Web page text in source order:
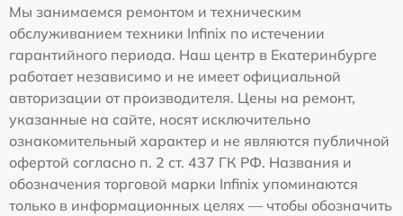
Мы занимаемся ремонтом и техническим
обслуживанием техники Infinix по истечении
гарантийного периода. Наш центр в Екатеринбурге
работает независимо и не имеет официальной
авторизации от производителя. Цены на ремонт,
указанные на сайте, носят исключительно
ознакомительный характер и не являются публичной
офертой согласно п. 2 ст. 437 ГК РФ. Названия и
обозначения торговой марки Infinix упоминаются
только в информационных целях — чтобы обозначить